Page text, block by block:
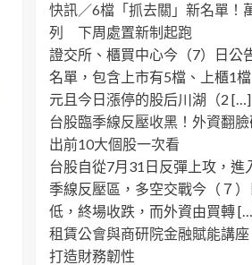
快訊／6檔「抓去關」新名單！
列 下周處置新制起跑
證交所、櫃買中心今（7）日公
名單，包含上市有5檔、上櫃1
元且今日漲停的股后川湖（2 […]
台股臨季線反壓收黑！外資翻
出前10大個股一次看
台股自從7月31日反彈上攻，進
季線反壓區，多空交戰今（７
低，終場收跌，而外資由買轉
租賃公會與商研院金融賦能講
打造財務韌性